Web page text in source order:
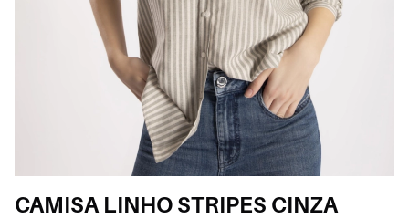
CAMISA LINHO STRIPES CINZA